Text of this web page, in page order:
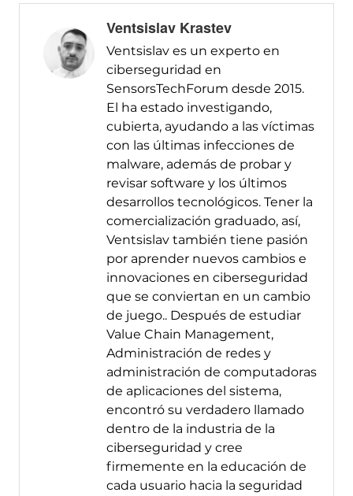
Ventsislav Krastev
Ventsislav es un experto en
ciberseguridad en
SensorsTechForum desde 2015.
El ha estado investigando,
cubierta, ayudando a las víctimas
con las últimas infecciones de
malware, además de probar y
revisar software y los últimos
desarrollos tecnológicos. Tener la
comercialización graduado, así,
Ventsislav también tiene pasión
por aprender nuevos cambios e
innovaciones en ciberseguridad
que se conviertan en un cambio
de juego.. Después de estudiar
Value Chain Management,
Administración de redes y
administración de computadoras
de aplicaciones del sistema,
encontró su verdadero llamado
dentro de la industria de la
ciberseguridad y cree
firmemente en la educación de
cada usuario hacia la seguridad